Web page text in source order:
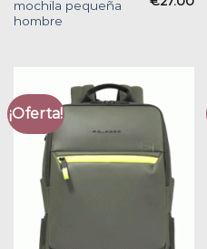
mochila pequeña
hombre
¡Oferta!